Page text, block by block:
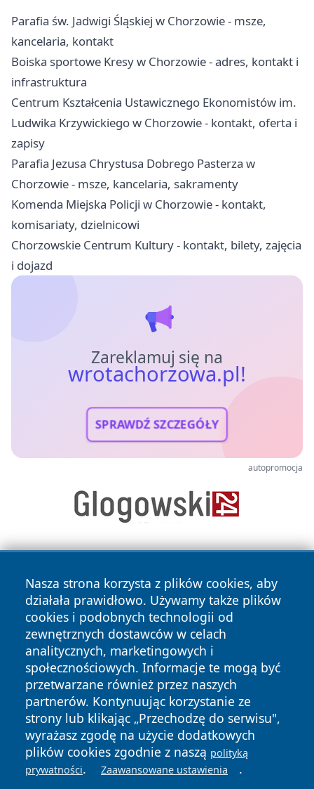
Parafia św. Jadwigi Śląskiej w Chorzowie - msze,
kancelaria, kontakt
Boiska sportowe Kresy w Chorzowie - adres, kontakt i
infrastruktura
Centrum Kształcenia Ustawicznego Ekonomistów im.
Ludwika Krzywickiego w Chorzowie - kontakt, oferta i
zapisy
Parafia Jezusa Chrystusa Dobrego Pasterza w
Chorzowie - msze, kancelaria, sakramenty
Komenda Miejska Policji w Chorzowie - kontakt,
komisariaty, dzielnicowi
Chorzowskie Centrum Kultury - kontakt, bilety, zajęcia
i dojazd
Zareklamuj się na
wrotachorzowa.pl!
SPRAWDŹ SZCZEGÓŁY
autopromocja
Nasza strona korzysta z plików cookies, aby
działała prawidłowo. Używamy także plików
cookies i podobnych technologii od
zewnętrznych dostawców w celach
analitycznych, marketingowych i
społecznościowych. Informacje te mogą być
przetwarzane również przez naszych
partnerów. Kontynuując korzystanie ze
strony lub klikając „Przechodzę do serwisu",
wyrażasz zgodę na użycie dodatkowych
plików cookies zgodnie z naszą polityką
prywatności. Zaawansowane ustawienia .
Copyright © 2026 wrotachorzowa.pl Wszystkie prawa
zastrzeżone.
News Autorzy
Polityka
Prywatności
Polityka
Cookies